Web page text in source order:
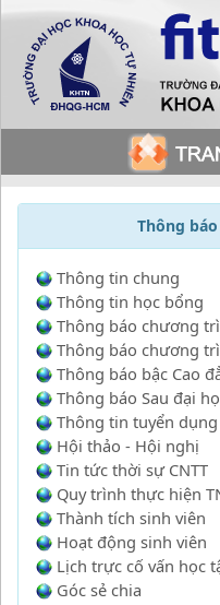
Thông báo
Thông tin chung
Thông tin học bổng
Thông báo chương
Thông báo chương
Thông báo bậc Cao
Thông báo Sau đại
Thông tin tuyển dụng
Hội thảo - Hội nghị
Tin tức thời sự CNTT
Quy trình thực hiện
Thành tích sinh viên
Hoạt động sinh viên
Lịch trực cố vấn học
Góc sẻ chia